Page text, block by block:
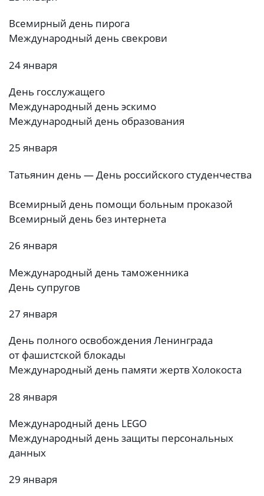
Всемирный день пирога
Международный день свекрови
24 января
День госслужащего
Международный день эскимо
Международный день образования
25 января
Татьянин день — День российского студенчества
Всемирный день помощи больным проказой
Всемирный день без интернета
26 января
Международный день таможенника
День супругов
27 января
День полного освобождения Ленинграда
от фашистской блокады
Международный день памяти жертв Холокоста
28 января
Международный день LEGO
Международный день защиты персональных
данных
29 января